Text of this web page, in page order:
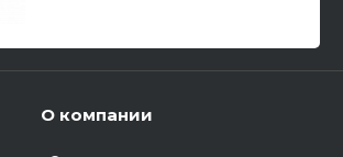
О компании